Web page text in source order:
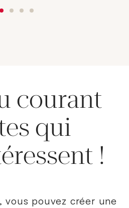
courant
qui
!
vous pouvez créer une